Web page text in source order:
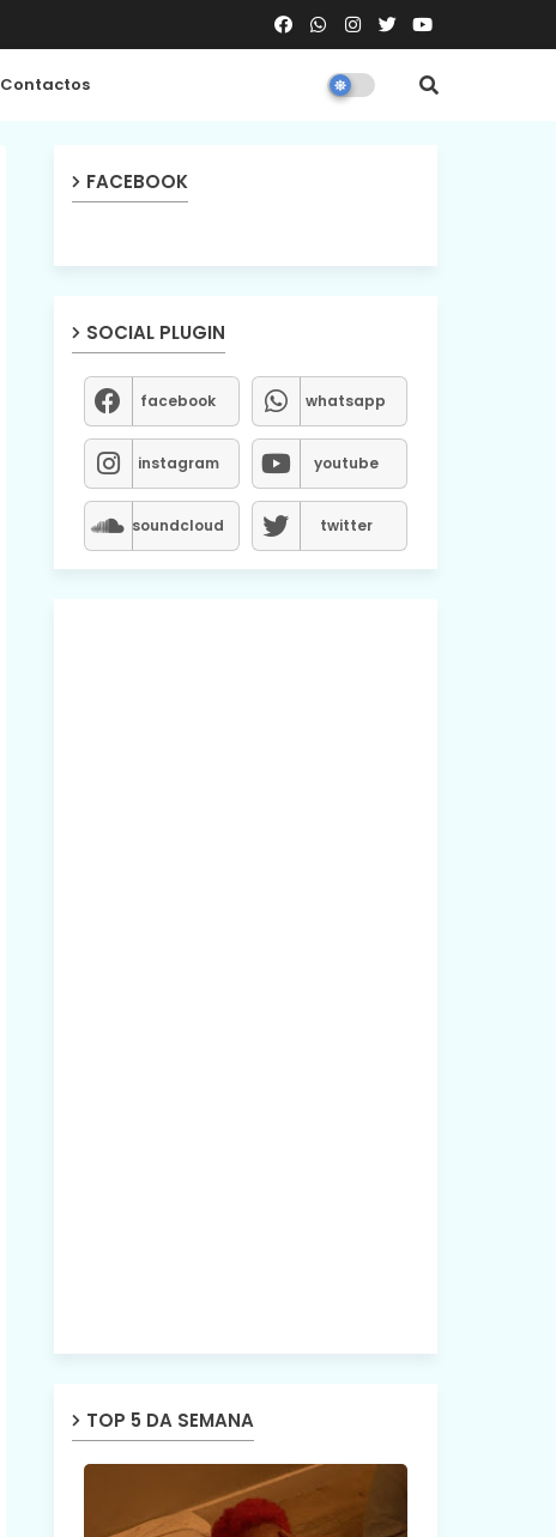
Contactos
FACEBOOK
SOCIAL PLUGIN
facebook whatsapp
instagram youtube
soundcloud twitter
TOP 5 DA SEMANA